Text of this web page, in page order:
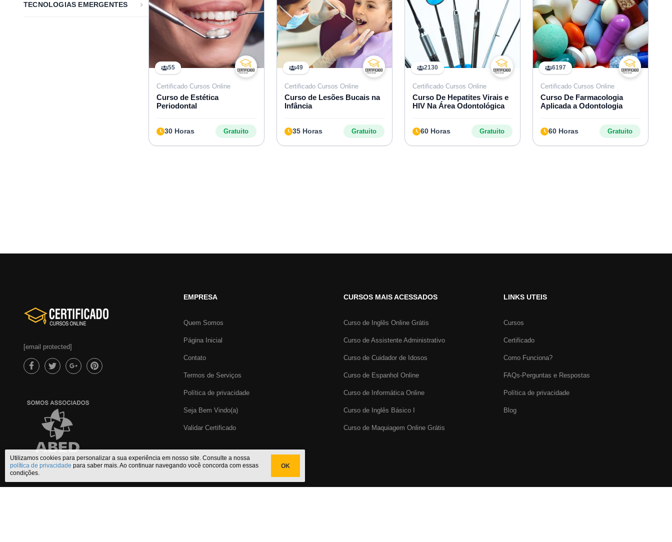
TECNOLOGIAS EMERGENTES
55
Certificado Cursos Online
Curso de Estética
Periodontal
30 Horas Gratuito
49
Certificado Cursos Online
Curso de Lesões Bucais na
Infância
35 Horas Gratuito
2130
Certificado Cursos Online
Curso De Hepatites Virais e
HIV Na Área Odontológica
60 Horas Gratuito
6197
Certificado Cursos Online
Curso De Farmacologia
Aplicada a Odontologia
60 Horas Gratuito
[email protected]
EMPRESA
Quem Somos
Página Inicial
Contato
Termos de Serviços
Política de privacidade
Seja Bem Vindo(a)
Validar Certificado
CURSOS MAIS ACESSADOS
Curso de Inglês Online Grátis
Curso de Assistente Administrativo
Curso de Cuidador de Idosos
Curso de Espanhol Online
Curso de Informática Online
Curso de Inglês Básico I
Curso de Maquiagem Online Grátis
LINKS UTEIS
Cursos
Certificado
Como Funciona?
FAQs-Perguntas e Respostas
Política de privacidade
Blog
Utilizamos cookies para personalizar a sua experiência em nosso site. Consulte a nossa
política de privacidade para saber mais. Ao continuar navegando você concorda com essas
condições.
OK